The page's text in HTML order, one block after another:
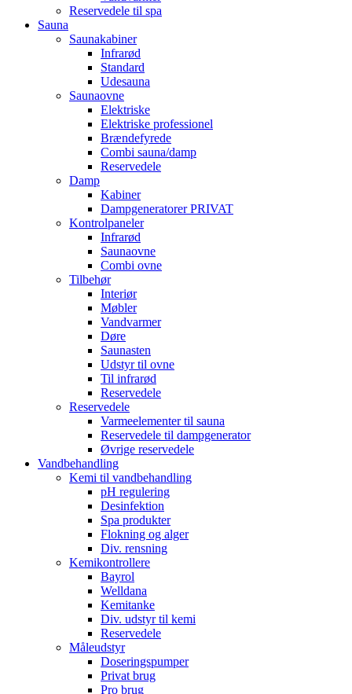
Reservedele til spa
Sauna
Saunakabiner
Infrarød
Standard
Udesauna
Saunaovne
Elektriske
Elektriske professionel
Brændefyrede
Combi sauna/damp
Reservedele
Damp
Kabiner
Dampgeneratorer PRIVAT
Kontrolpaneler
Infrarød
Saunaovne
Combi ovne
Tilbehør
Interiør
Møbler
Vandvarmer
Døre
Saunasten
Udstyr til ovne
Til infrarød
Reservedele
Reservedele
Varmeelementer til sauna
Reservedele til dampgenerator
Øvrige reservedele
Vandbehandling
Kemi til vandbehandling
pH regulering
Desinfektion
Spa produkter
Flokning og alger
Div. rensning
Kemikontrollere
Bayrol
Welldana
Kemitanke
Div. udstyr til kemi
Reservedele
Måleudstyr
Doseringspumper
Privat brug
Pro brug